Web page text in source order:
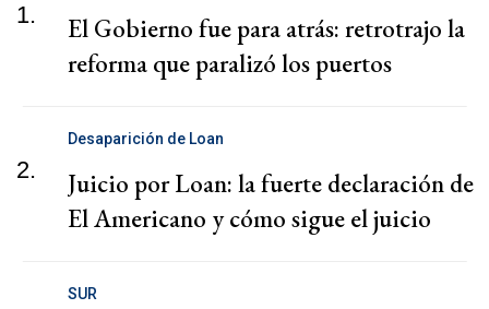
1.
El Gobierno fue para atrás: retrotrajo la
reforma que paralizó los puertos
2.
Desaparición de Loan
Juicio por Loan: la fuerte declaración de
El Americano y cómo sigue el juicio
SUR